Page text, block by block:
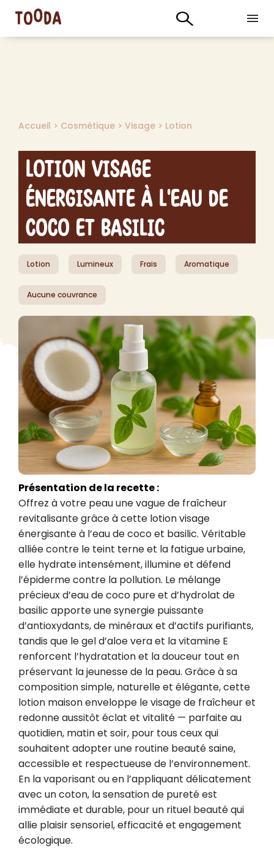
Accueil > Cosmétique > Visage > Lotion
Lotion Visage
Énergisante à l'Eau de
Coco et Basilic
Lotion Lumineux Frais Aromatique
Aucune couvrance
Présentation de la recette :
Offrez à votre peau une vague de fraîcheur
revitalisante grâce à cette lotion visage
énergisante à l’eau de coco et basilic. Véritable
alliée contre le teint terne et la fatigue urbaine,
elle hydrate intensément, illumine et défend
l’épiderme contre la pollution. Le mélange
précieux d’eau de coco pure et d’hydrolat de
basilic apporte une synergie puissante
d’antioxydants, de minéraux et d’actifs purifiants,
tandis que le gel d’aloe vera et la vitamine E
renforcent l’hydratation et la douceur tout en
préservant la jeunesse de la peau. Grâce à sa
composition simple, naturelle et élégante, cette
lotion maison enveloppe le visage de fraîcheur et
redonne aussitôt éclat et vitalité — parfaite au
quotidien, matin et soir, pour tous ceux qui
souhaitent adopter une routine beauté saine,
accessible et respectueuse de l’environnement.
En la vaporisant ou en l’appliquant délicatement
avec un coton, la sensation de pureté est
immédiate et durable, pour un rituel beauté qui
allie plaisir sensoriel, efficacité et engagement
écologique.